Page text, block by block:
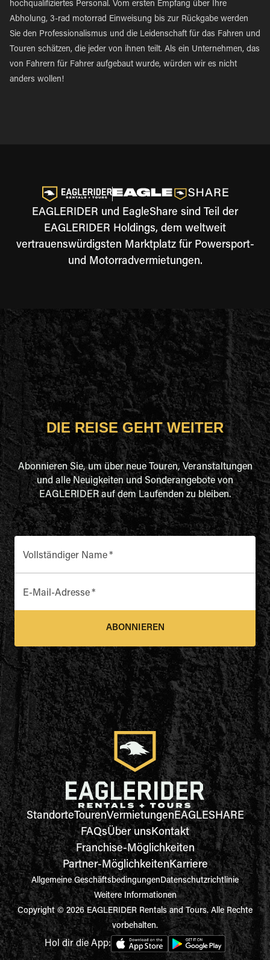
hochqualifiziertes Personal. Vom ersten Empfang über Ihre
Abholung, 3-rad motorrad Einweisung bis zur Rückgabe werden
Sie den Professionalismus und die Leidenschaft für das Fahren und
Touren schätzen, die jeder von ihnen teilt. Als ein Unternehmen, das
von Fahrern für Fahrer aufgebaut wurde, würden wir es nicht
anders wollen!
EAGLERIDER und EagleShare sind Teil der
EAGLERIDER Holdings, dem weltweit
vertrauenswürdigsten Marktplatz für Powersport-
und Motorradvermietungen.
DIE REISE GEHT WEITER
Abonnieren Sie, um über neue Touren, Veranstaltungen
und alle Neuigkeiten und Sonderangebote von
EAGLERIDER auf dem Laufenden zu bleiben.
Vollständiger Name*
E-Mail-Adresse*
ABONNIEREN
StandorteTourenVermietungenEAGLESHARE
FAQsÜber unsKontakt
Franchise-Möglichkeiten
Partner-MöglichkeitenKarriere
Allgemeine GeschäftsbedingungenDatenschutzrichtlinie
Weitere Informationen
Copyright © 2026 EAGLERIDER Rentals and Tours. Alle Rechte
vorbehalten.
Hol dir die App: